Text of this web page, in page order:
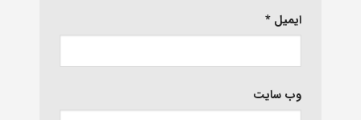
ایمیل *
وب‌ سایت